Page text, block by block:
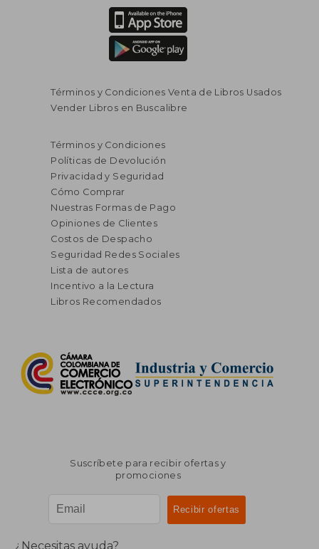
Términos y Condiciones Venta de Libros Usados
Vender Libros en Buscalibre
Términos y Condiciones
Políticas de Devolución
Privacidad y Seguridad
Cómo Comprar
Nuestras Formas de Pago
Opiniones de Clientes
Costos de Despacho
Seguridad Redes Sociales
Lista de autores
Incentivo a la Lectura
Libros Recomendados
Suscríbete para recibir ofertas y
promociones
¿Necesitas ayuda?